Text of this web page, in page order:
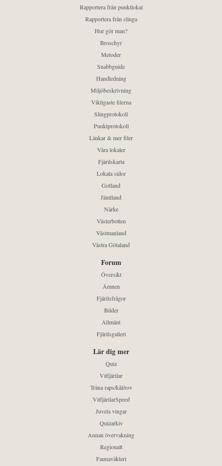
Rapportera från punktlokal
Rapportera från slinga
Hur gör man?
Broschyr
Metoder
Snabbguide
Handledning
Miljöbeskrivning
Viktigaste filerna
Slingprotokoll
Punktprotokoll
Länkar & mer filer
Våra lokaler
Fjärilskarta
Lokala sidor
Gotland
Jämtland
Närke
Västerbotten
Västmanland
Västra Götaland
Forum
Översikt
Ämnen
Fjärilsfrågor
Bilder
Allmänt
Fjärilsgalleri
Lär dig mer
Quiz
Vitfjärilar
Träna raps/kål/rov
VitfjärilarSpeed
Juvela vingar
Quizarkiv
Annan övervakning
Regionalt
Faunaväkteri